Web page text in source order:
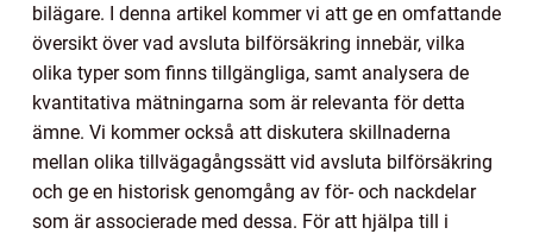
bilägare. I denna artikel kommer vi att ge en omfattande
översikt över vad avsluta bilförsäkring innebär, vilka
olika typer som finns tillgängliga, samt analysera de
kvantitativa mätningarna som är relevanta för detta
ämne. Vi kommer också att diskutera skillnaderna
mellan olika tillvägagångssätt vid avsluta bilförsäkring
och ge en historisk genomgång av för- och nackdelar
som är associerade med dessa. För att hjälpa till i